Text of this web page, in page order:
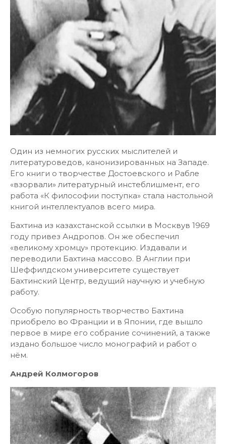
Один из немногих русских мыслителей и
литературоведов, канонизированных на Западе.
Его книги о творчестве Достоевского и Рабле
«взорвали» литературный инстеблишмент, его
работа «К философии поступка» стала настольной
книгой интеллектуалов всего мира.
Бахтина из казахстанской ссылки в Москвув 1969
году привез Андропов. Он же обеспечил
«великому хромцу» протекцию. Издавали и
переводили Бахтина массово. В Англии при
Шеффилдском университете существует
Бахтинский Центр, ведущий научную и учебную
работу.
Особую популярность творчество Бахтина
приобрело во Франции и в Японии, где вышло
первое в мире его собрание сочинений, а также
издано большое число монографий и работ о
нём.
Андрей Колмогоров